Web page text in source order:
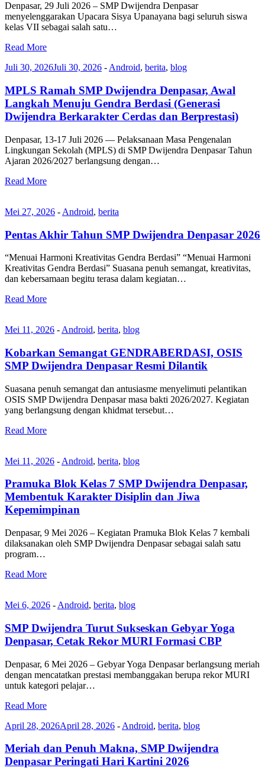
Denpasar, 29 Juli 2026 – SMP Dwijendra Denpasar
menyelenggarakan Upacara Sisya Upanayana bagi seluruh siswa
kelas VII sebagai salah satu…
Read More
Juli 30, 2026Juli 30, 2026 -Android, berita, blog
MPLS Ramah SMP Dwijendra Denpasar, Awal
Langkah Menuju Gendra Berdasi (Generasi
Dwijendra Berkarakter Cerdas dan Berprestasi)
Denpasar, 13-17 Juli 2026 — Pelaksanaan Masa Pengenalan
Lingkungan Sekolah (MPLS) di SMP Dwijendra Denpasar Tahun
Ajaran 2026/2027 berlangsung dengan…
Read More
Mei 27, 2026 - Android, berita
Pentas Akhir Tahun SMP Dwijendra Denpasar 2026
“Menuai Harmoni Kreativitas Gendra Berdasi” “Menuai Harmoni
Kreativitas Gendra Berdasi” Suasana penuh semangat, kreativitas,
dan kebersamaan begitu terasa dalam kegiatan…
Read More
Mei 11, 2026 - Android, berita, blog
Kobarkan Semangat GENDRABERDASI, OSIS
SMP Dwijendra Denpasar Resmi Dilantik
Suasana penuh semangat dan antusiasme menyelimuti pelantikan
OSIS SMP Dwijendra Denpasar masa bakti 2026/2027. Kegiatan
yang berlangsung dengan khidmat tersebut…
Read More
Mei 11, 2026 - Android, berita, blog
Pramuka Blok Kelas 7 SMP Dwijendra Denpasar,
Membentuk Karakter Disiplin dan Jiwa
Kepemimpinan
Denpasar, 9 Mei 2026 – Kegiatan Pramuka Blok Kelas 7 kembali
dilaksanakan oleh SMP Dwijendra Denpasar sebagai salah satu
program…
Read More
Mei 6, 2026 - Android, berita, blog
SMP Dwijendra Turut Sukseskan Gebyar Yoga
Denpasar, Cetak Rekor MURI Formasi CBP
Denpasar, 6 Mei 2026 – Gebyar Yoga Denpasar berlangsung meriah
dengan mencatatkan prestasi membanggakan berupa rekor MURI
untuk kategori pelajar…
Read More
April 28, 2026April 28, 2026 - Android, berita, blog
Meriah dan Penuh Makna, SMP Dwijendra
Denpasar Peringati Hari Kartini 2026